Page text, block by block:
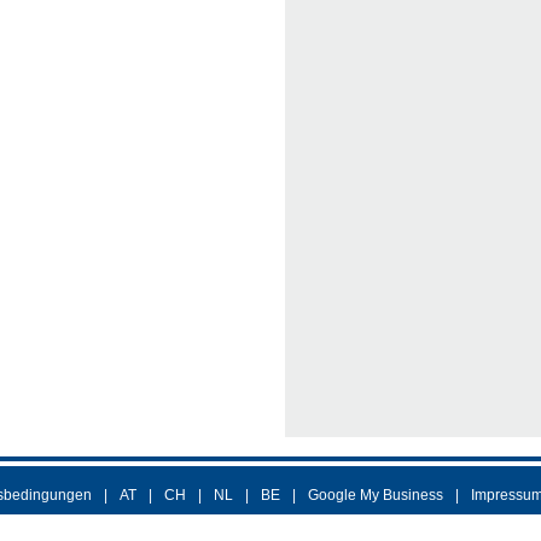
AT CH NL BE Google My Business